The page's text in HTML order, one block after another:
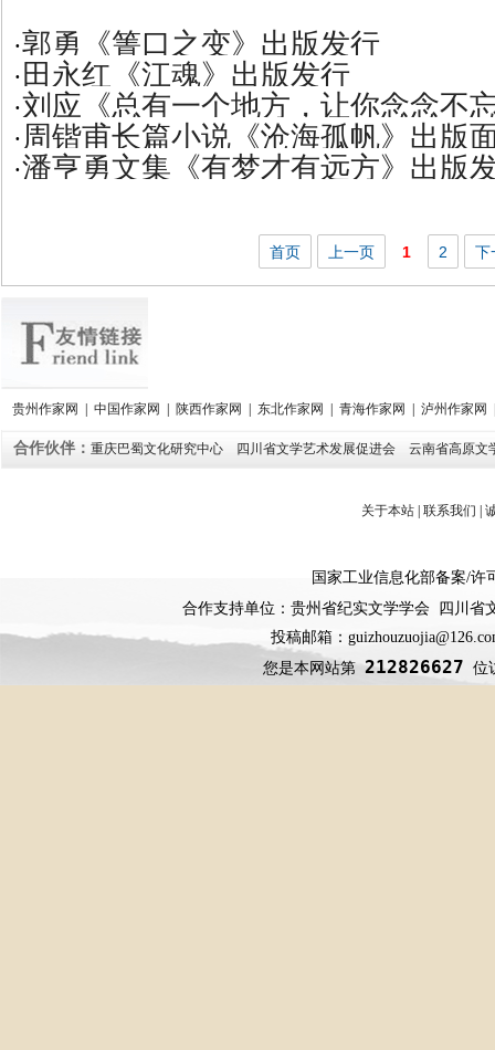
·郭勇《箐口之变》出版发行
· 田永红《江魂》出版发行
·刘应《总有一个地方，让你念念不
·周锴甫长篇小说《沧海孤帆》出版
·潘亨勇文集《有梦才有远方》出版
首页 上一页 1 2 下
贵州作家网 | 中国作家网 | 陕西作家网 | 东北作家网 | 青海作家网 | 泸州作家网
合作伙伴： 重庆巴蜀文化研究中心 四川省文学艺术发展促进会 云南省高原文
关于本站| 联系我们 |
国家工业信息化部备案/许
合作支持单位：贵州省纪实文学学会 四川
投稿邮箱：
您是本网站第212826627